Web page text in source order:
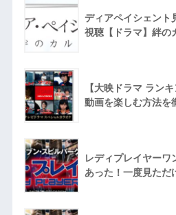
ディアペイシェント
視聴【ドラマ】絆の
【大映ドラマ ラン
動画を楽しむ方法を
レディプレイヤーワ
あった！一度見ただ